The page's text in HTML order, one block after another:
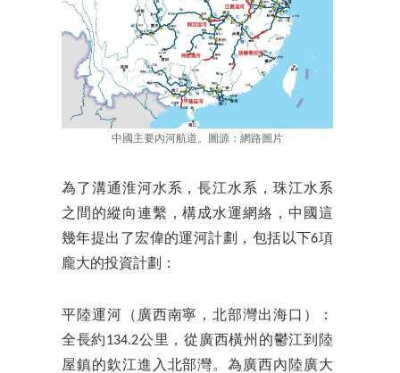
中國主要內河航道。圖源：網路圖片
為了溝通淮河水系，長江水系，珠江水系
之間的縱向連繫，構成水運網絡，中國這
幾年提出了宏偉的運河計劃，包括以下6項
龐大的投資計劃：
平陸運河（廣西南寧，北部灣出海口）：
全長約134.2公里，從廣西橫州的鬱江到陸
屋鎮的欽江進入北部灣。為廣西內陸廣大